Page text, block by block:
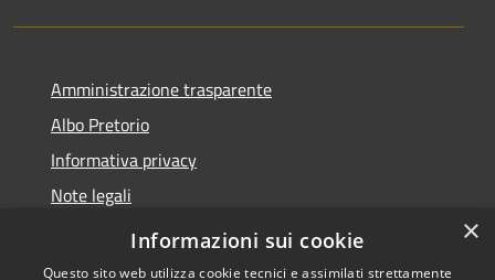
Amministrazione trasparente
Albo Pretorio
Informativa privacy
Note legali
Dichiarazione di accessibilità 2025 ×
Informazioni sui cookie
Questo sito web utilizza cookie tecnici e assimilati strettamente